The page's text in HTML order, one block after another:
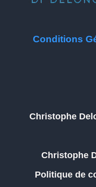
Conditions
Christophe
Christophe
Politique de